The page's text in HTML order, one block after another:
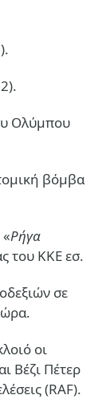
Ολύμπου
βόμβα
Ρήγα
του ΚΚΕ εσ.
σε
ώρα.
οι
Βέζι Πέτερ
(RAF).